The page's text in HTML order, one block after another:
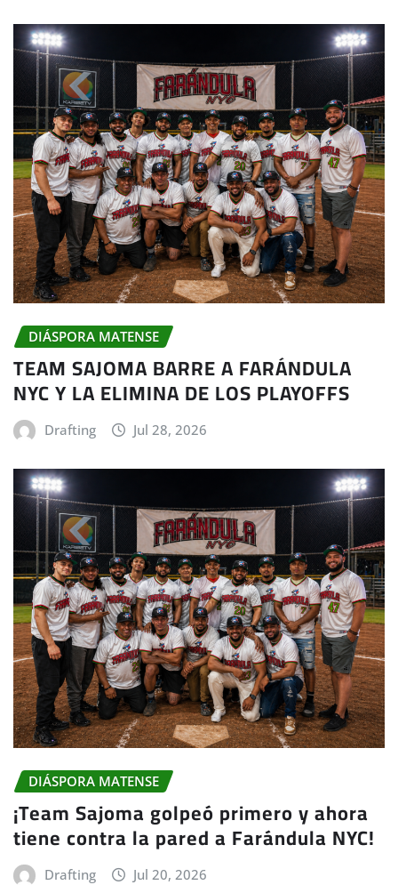
DIÁSPORA MATENSE
TEAM SAJOMA BARRE A FARÁNDULA
NYC Y LA ELIMINA DE LOS PLAYOFFS
Drafting Jul 28, 2026
DIÁSPORA MATENSE
¡Team Sajoma golpeó primero y ahora
tiene contra la pared a Farándula NYC!
Drafting Jul 20, 2026